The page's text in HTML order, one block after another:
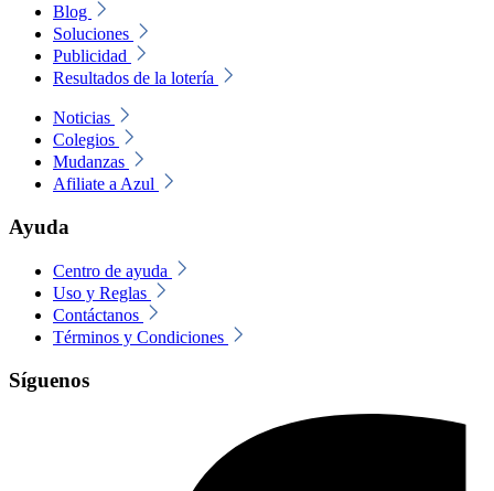
Blog
Soluciones
Publicidad
Resultados de la lotería
Noticias
Colegios
Mudanzas
Afiliate a Azul
Ayuda
Centro de ayuda
Uso y Reglas
Contáctanos
Términos y Condiciones
Síguenos